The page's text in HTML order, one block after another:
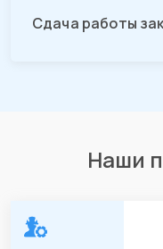
Сдача работы
Наши